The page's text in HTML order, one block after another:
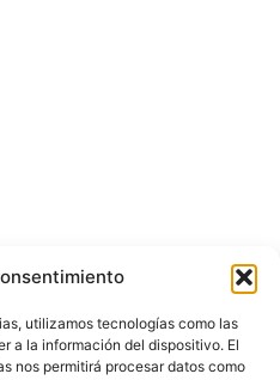
utilizamos tecnologías como las
a la información del dispositivo. El
nos permitirá procesar datos como